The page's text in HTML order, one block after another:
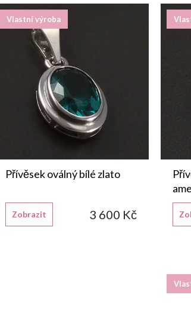
Vlastní výroba
Přívěsek oválný bílé zlato
3 600 Kč
Zobrazit